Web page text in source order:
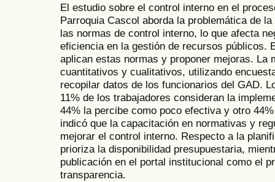
El estudio sobre el control interno en el
Parroquia Cascol aborda la problemática de
las normas de control interno, lo que afecta
eficiencia en la gestión de recursos públicos.
aplican estas normas y proponer mejoras. La
cuantitativos y cualitativos, utilizando
recopilar datos de los funcionarios del GAD.
11% de los trabajadores consideran la
44% la percibe como poco efectiva y otro
indicó que la capacitación en normativas y
mejorar el control interno. Respecto a la
prioriza la disponibilidad presupuestaria,
publicación en el portal institucional como el
transparencia.